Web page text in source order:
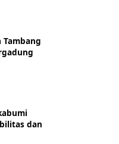
Tambang
dan